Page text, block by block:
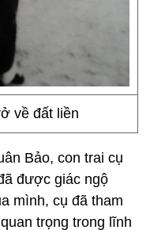
về đất liền
Bảo, con trai cụ
được giác ngộ
mình, cụ đã tham
trọng trong lĩnh